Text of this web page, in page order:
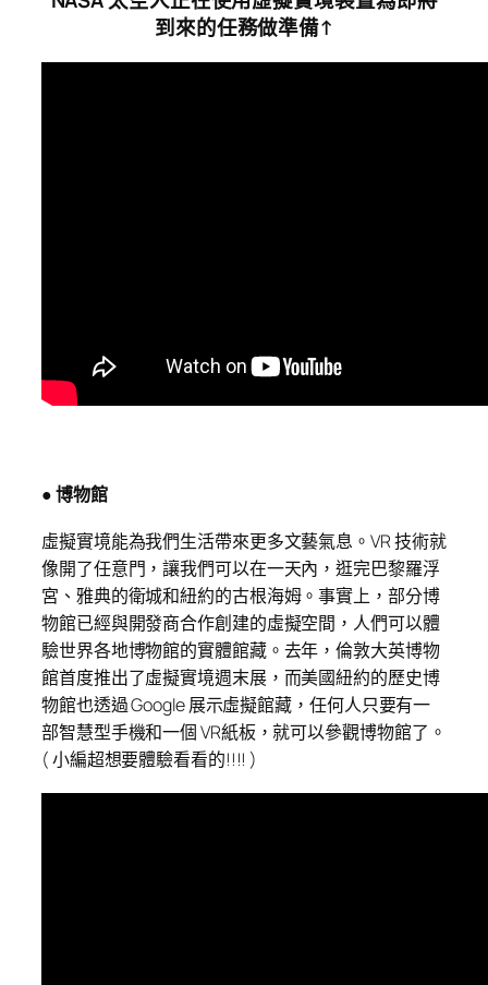
到來的任務做準備↑
● 博物館
虛擬實境能為我們生活帶來更多文藝氣息。VR 技術就
像開了任意門，讓我們可以在一天內，逛完巴黎羅浮
宮、雅典的衛城和紐約的古根海姆。事實上，部分博
物館已經與開發商合作創建的虛擬空間，人們可以體
驗世界各地博物館的實體館藏。去年，倫敦大英博物
館首度推出了虛擬實境週末展，而美國紐約的歷史博
物館也透過 Google 展示虛擬館藏，任何人只要有一
部智慧型手機和一個 VR紙板，就可以參觀博物館了。
( 小編超想要體驗看看的!!!! )